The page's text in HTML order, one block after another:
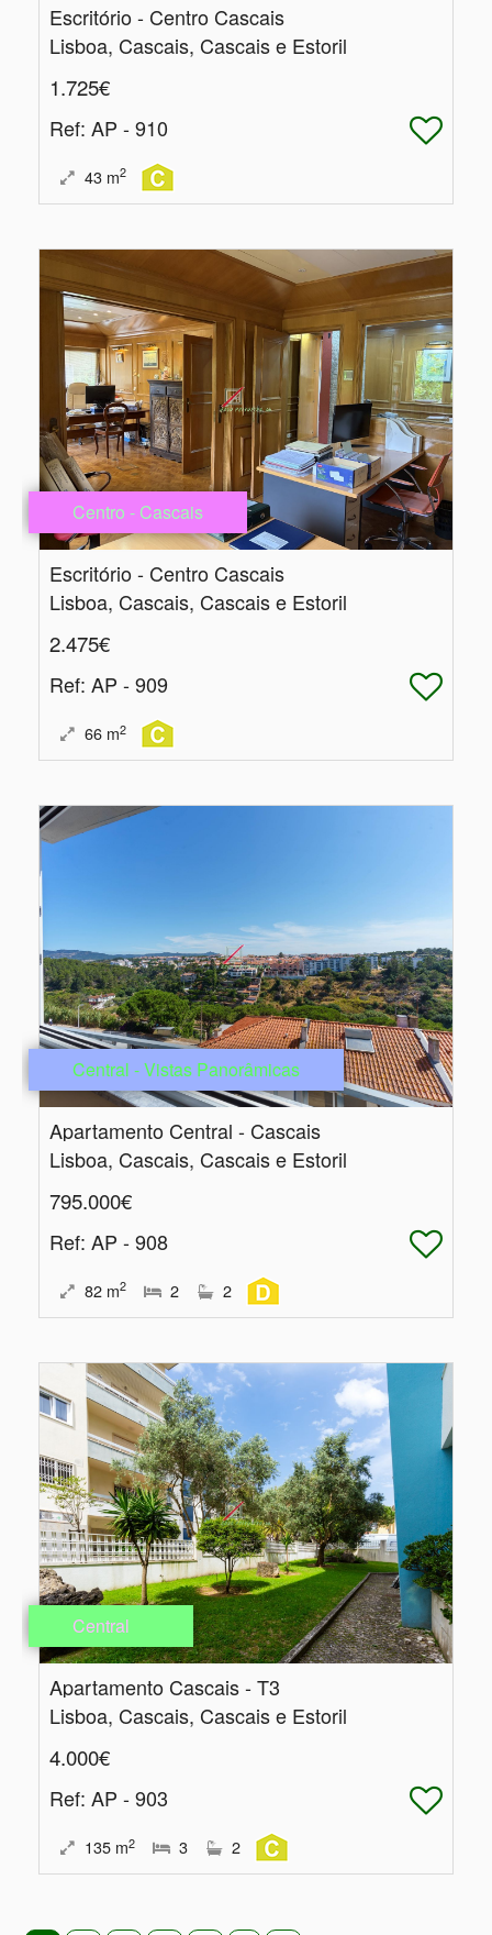
Escritório - Centro Cascais
Lisboa, Cascais, Cascais e Estoril
1.725€
Ref: AP - 910
43 m2
Centro - Cascais
Escritório - Centro Cascais
Lisboa, Cascais, Cascais e Estoril
2.475€
Ref: AP - 909
66 m2
Central - Vistas Panorâmicas
Apartamento Central - Cascais
Lisboa, Cascais, Cascais e Estoril
795.000€
Ref: AP - 908
82 m2 2 2
Central
Apartamento Cascais - T3
Lisboa, Cascais, Cascais e Estoril
4.000€
Ref: AP - 903
135 m2 3 2